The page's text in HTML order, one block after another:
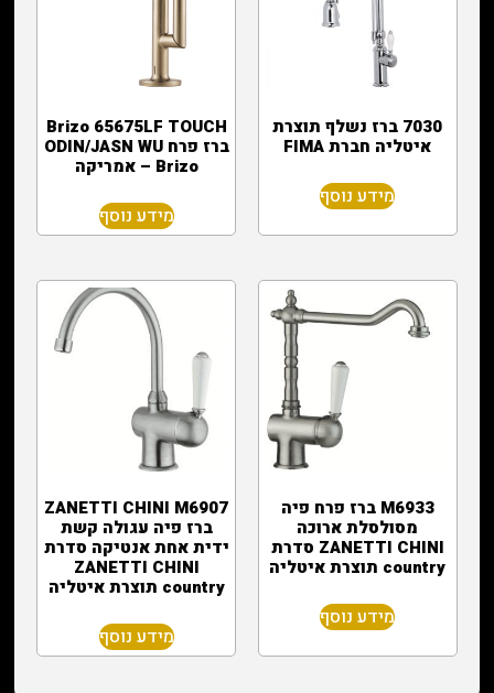
7030 ברז נשלף תוצרת
איטליה חברת FIMA
מידע נוסף
Brizo 65675LF TOUCH
ברז פרח ODIN/JASN WU
– Brizo אמריקה
מידע נוסף
M6933 ברז פרח פיה
מסולסלת ארוכה
ZANETTI CHINI סדרת
country תוצרת איטליה
מידע נוסף
ZANETTI CHINI M6907
ברז פיה עגולה קשת
ידית אחת אנטיקה סדרת
ZANETTI CHINI
country תוצרת איטליה
מידע נוסף